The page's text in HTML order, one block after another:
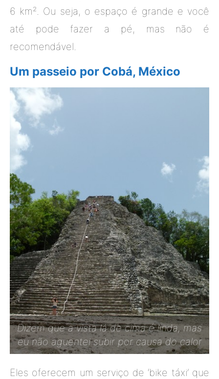
6 km². Ou seja, o espaço é grande e você
até pode fazer a pé, mas não é
recomendável.
Um passeio por Cobá, México
Dizem que a vista lá de cima é linda, mas
eu não aguentei subir por causa do calor
Eles oferecem um serviço de ‘bike táxi’ que